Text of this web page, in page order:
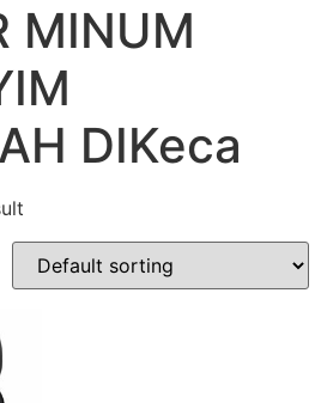
MINUM
DIKeca